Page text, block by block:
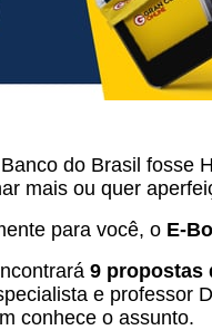
do Brasil
mais ou quer
para você, o E-
9 propostas
e professor
conhece o assunto.